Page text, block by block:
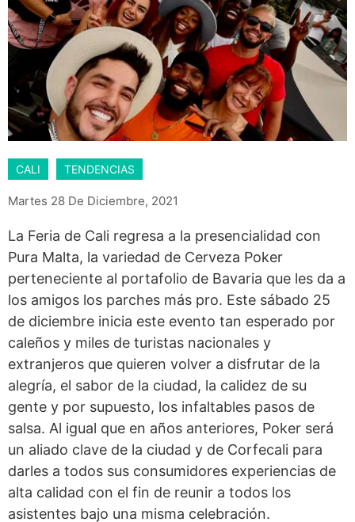
CALI TENDENCIAS
Martes 28 De Diciembre, 2021
La Feria de Cali regresa a la presencialidad con
Pura Malta, la variedad de Cerveza Poker
perteneciente al portafolio de Bavaria que les da a
los amigos los parches más pro. Este sábado 25
de diciembre inicia este evento tan esperado por
caleños y miles de turistas nacionales y
extranjeros que quieren volver a disfrutar de la
alegría, el sabor de la ciudad, la calidez de su
gente y por supuesto, los infaltables pasos de
salsa. Al igual que en años anteriores, Poker será
un aliado clave de la ciudad y de Corfecali para
darles a todos sus consumidores experiencias de
alta calidad con el fin de reunir a todos los
asistentes bajo una misma celebración.